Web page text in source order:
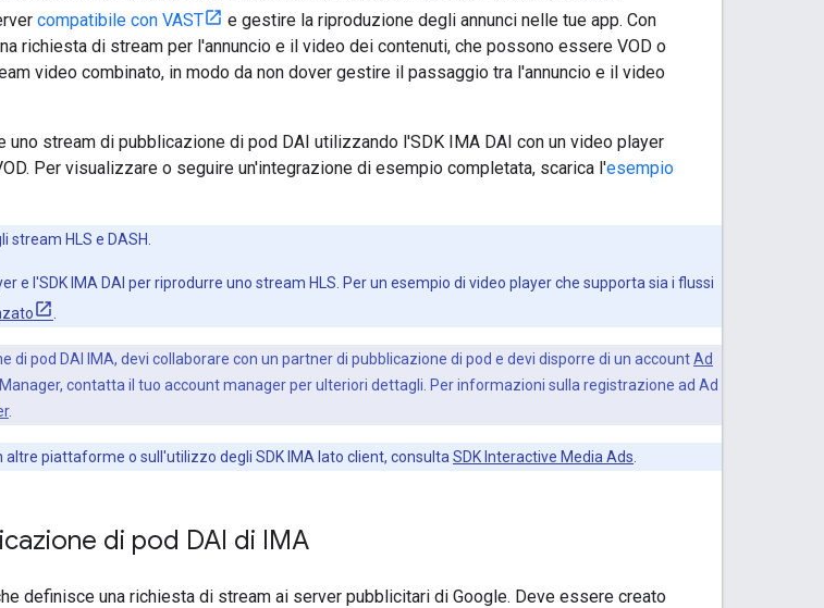
compatibile con VAST
e gestire la riproduzione degli annunci nelle tue app. Con
richiesta di stream per l'annuncio e il video dei contenuti, che possono essere VOD o
video combinato, in modo da non dover gestire il passaggio tra l'annuncio e il video
uno stream di pubblicazione di pod DAI utilizzando l'SDK IMA DAI con un video player
Per visualizzare o seguire un'integrazione di esempio completata, scarica l'esempio
stream HLS e DASH.
e l'SDK IMA DAI per riprodurre uno stream HLS. Per un esempio di video player che supporta sia i flussi
di pod DAI IMA, devi collaborare con un partner di pubblicazione di pod e devi disporre di un accountAd
Manager, contatta il tuo account manager per ulteriori dettagli. Per informazioni sulla registrazione ad Ad
.
altre piattaforme o sull'utilizzo degli SDK IMA lato client, consulta SDK Interactive Media Ads
di pod DAI di IMA
definisce una richiesta di stream ai server pubblicitari di Google. Deve essere creato